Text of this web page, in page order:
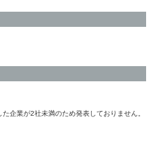
企業が2社未満のため発表しておりません。